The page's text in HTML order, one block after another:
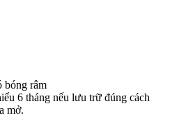
râm
6 tháng nếu lưu trữ đúng cách
mở.